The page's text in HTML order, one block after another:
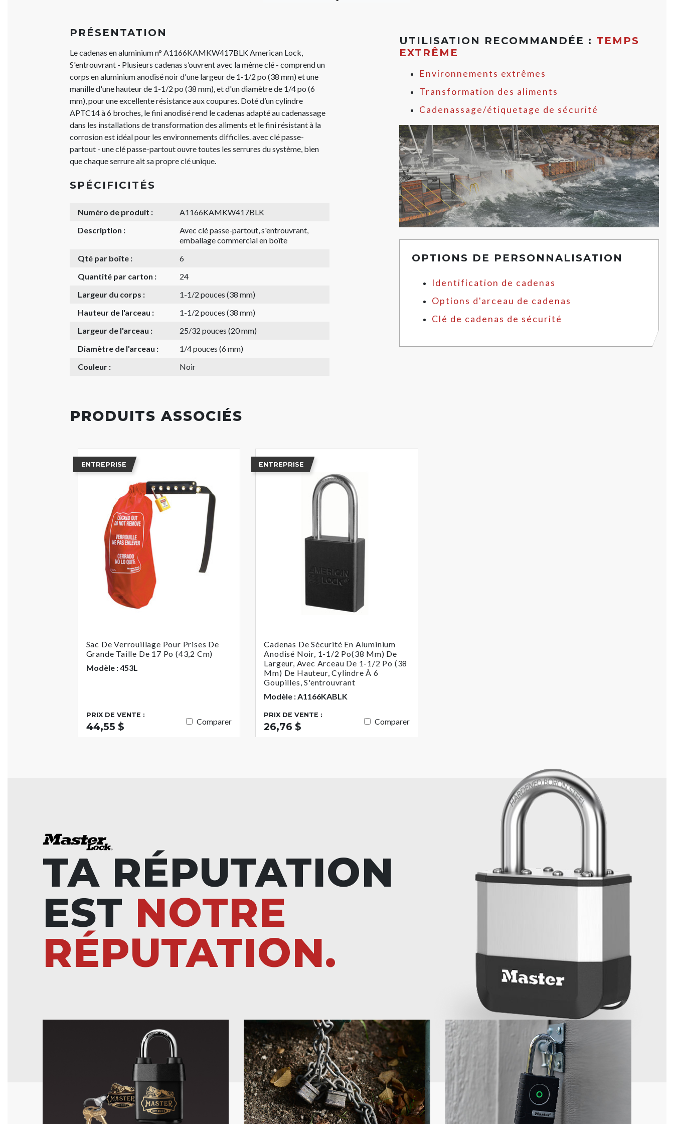
PRÉSENTATION
Le cadenas en aluminium n° A1166KAMKW417BLK American Lock,
S'entrouvrant - Plusieurs cadenas s’ouvrent avec la même clé - comprend un
corps en aluminium anodisé noir d'une largeur de 1-1/2 po (38 mm) et une
manille d'une hauteur de 1-1/2 po (38 mm), et d'un diamètre de 1/4 po (6
mm), pour une excellente résistance aux coupures. Doté d’un cylindre
APTC14 à 6 broches, le fini anodisé rend le cadenas adapté au cadenassage
dans les installations de transformation des aliments et le fini résistant à la
corrosion est idéal pour les environnements difficiles. avec clé passe-
partout - une clé passe-partout ouvre toutes les serrures du système, bien
que chaque serrure ait sa propre clé unique.
SPÉCIFICITÉS
Numéro de produit :
A1166KAMKW417BLK
Description :
Avec clé passe-partout, s'entrouvrant,
emballage commercial en boîte
Qté par boîte :
6
Quantité par carton :
24
Largeur du corps :
1-1/2 pouces (38 mm)
Hauteur de l'arceau :
1-1/2 pouces (38 mm)
Largeur de l'arceau :
25/32 pouces (20 mm)
Diamètre de l'arceau :
1/4 pouces (6 mm)
Couleur :
Noir
UTILISATION RECOMMANDÉE : TEMPS
EXTRÊME
Environnements extrêmes
Transformation des aliments
Cadenassage/étiquetage de sécurité
OPTIONS DE PERSONNALISATION
Identification de cadenas
Options d'arceau de cadenas
Clé de cadenas de sécurité
PRODUITS ASSOCIÉS
ENTREPRISE
Sac De Verrouillage Pour Prises De
Grande Taille De 17 Po (43,2 Cm)
Modèle : 453L
PRIX DE VENTE :
44,55 $ Comparer
ENTREPRISE
Cadenas De Sécurité En Aluminium
Anodisé Noir, 1-1/2 Po(38 Mm) De
Largeur, Avec Arceau De 1-1/2 Po (38
Mm) De Hauteur, Cylindre À 6
Goupilles, S'entrouvrant
Modèle : A1166KABLK
PRIX DE VENTE :
26,76 $ Comparer
TA RÉPUTATION
EST NOTRE
RÉPUTATION.